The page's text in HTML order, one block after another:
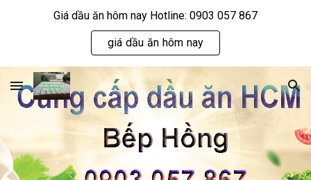
Giá dầu ăn hôm nay Hotline: 0903 057 867
giá dầu ăn hôm nay